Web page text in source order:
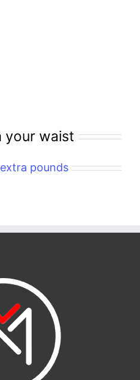
your waist
pounds